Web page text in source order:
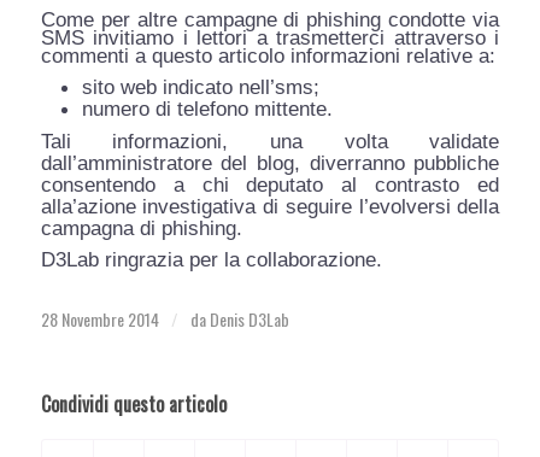
Come per altre campagne di phishing condotte via
SMS invitiamo i lettori a trasmetterci attraverso i
commenti a questo articolo informazioni relative a:
sito web indicato nell’sms;
numero di telefono mittente.
Tali informazioni, una volta validate
dall’amministratore del blog, diverranno pubbliche
consentendo a chi deputato al contrasto ed
alla’azione investigativa di seguire l’evolversi della
campagna di phishing.
D3Lab ringrazia per la collaborazione.
28 Novembre 2014 / daDenis D3Lab
Condividi questo articolo